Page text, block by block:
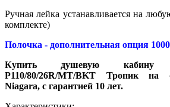
Ручная лейка устанавливается на
комплекте)
Полочка - дополнительная опция 1000
Купить душевую кабину
P110/80/26R/MT/BKT Тропик на
Niagara, с гарантией 10 лет.